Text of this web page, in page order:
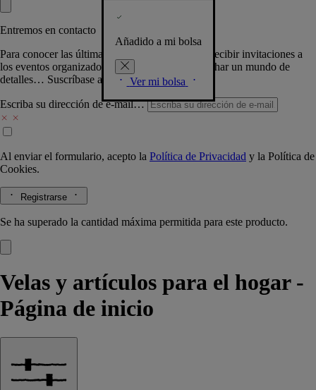
Añadido a mi bolsa
Ver mi bolsa
Entremos en contacto
Para conocer las últimas creaciones de la Casa, recibir invitaciones a
los eventos organizados por Diptyque y aprovechar un mundo de
detalles… Suscríbase a nuestra newsletter.
Escriba su dirección de e-mail…
Al enviar el formulario, acepto la Política de Privacidad y la Política de
Cookies.
Registrarse
Se ha superado la cantidad máxima permitida para este producto.
Velas y artículos para el hogar -
Página de inicio